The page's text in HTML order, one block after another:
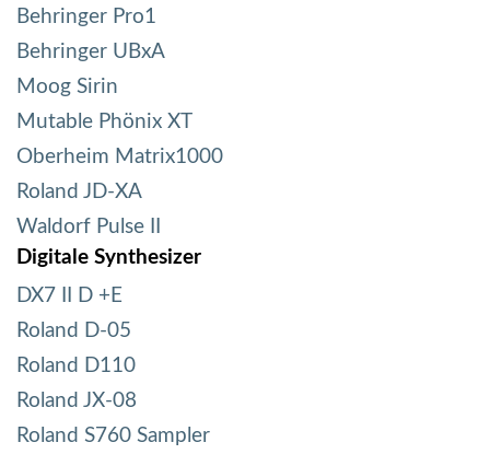
Behringer Pro1
Behringer UBxA
Moog Sirin
Mutable Phönix XT
Oberheim Matrix1000
Roland JD-XA
Waldorf Pulse II
Digitale Synthesizer
DX7 II D +E
Roland D-05
Roland D110
Roland JX-08
Roland S760 Sampler